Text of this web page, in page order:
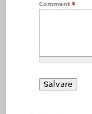
Comment *